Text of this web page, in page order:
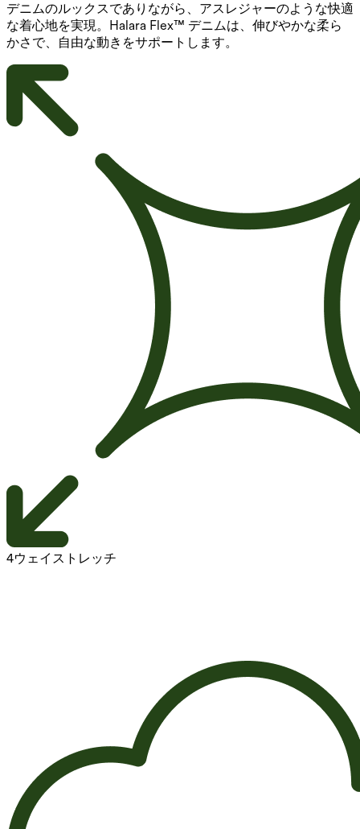
デニムのルックスでありながら、アスレジャーのような快適
な着心地を実現。Halara Flex™ デニムは、伸びやかな柔ら
かさで、自由な動きをサポートします。
4ウェイストレッチ